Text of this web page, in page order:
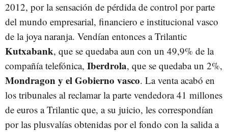
2012, por la sensación de pérdida de control por parte
del mundo empresarial, financiero e institucional vasco
de la joya naranja. Vendían entonces a Trilantic
Kutxabank, que se quedaba aun con un 49,9% de la
compañía telefónica, Iberdrola, que se quedaba un 2%,
Mondragon y el Gobierno vasco. La venta acabó en
los tribunales al reclamar la parte vendedora 41 millones
de euros a Trilantic que, a su juicio, les correspondían
por las plusvalías obtenidas por el fondo con la salida a